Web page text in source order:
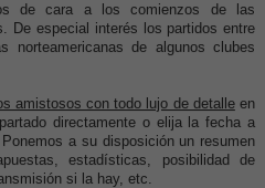
de cara a los comienzos de las
De especial interés los partidos entre
norteamericanas de algunos clubes
amistosos con todo lujo de detalleen
directamente o elija la fecha a
a su disposición un resumen
estadísticas, posibilidad de
si la hay, etc.